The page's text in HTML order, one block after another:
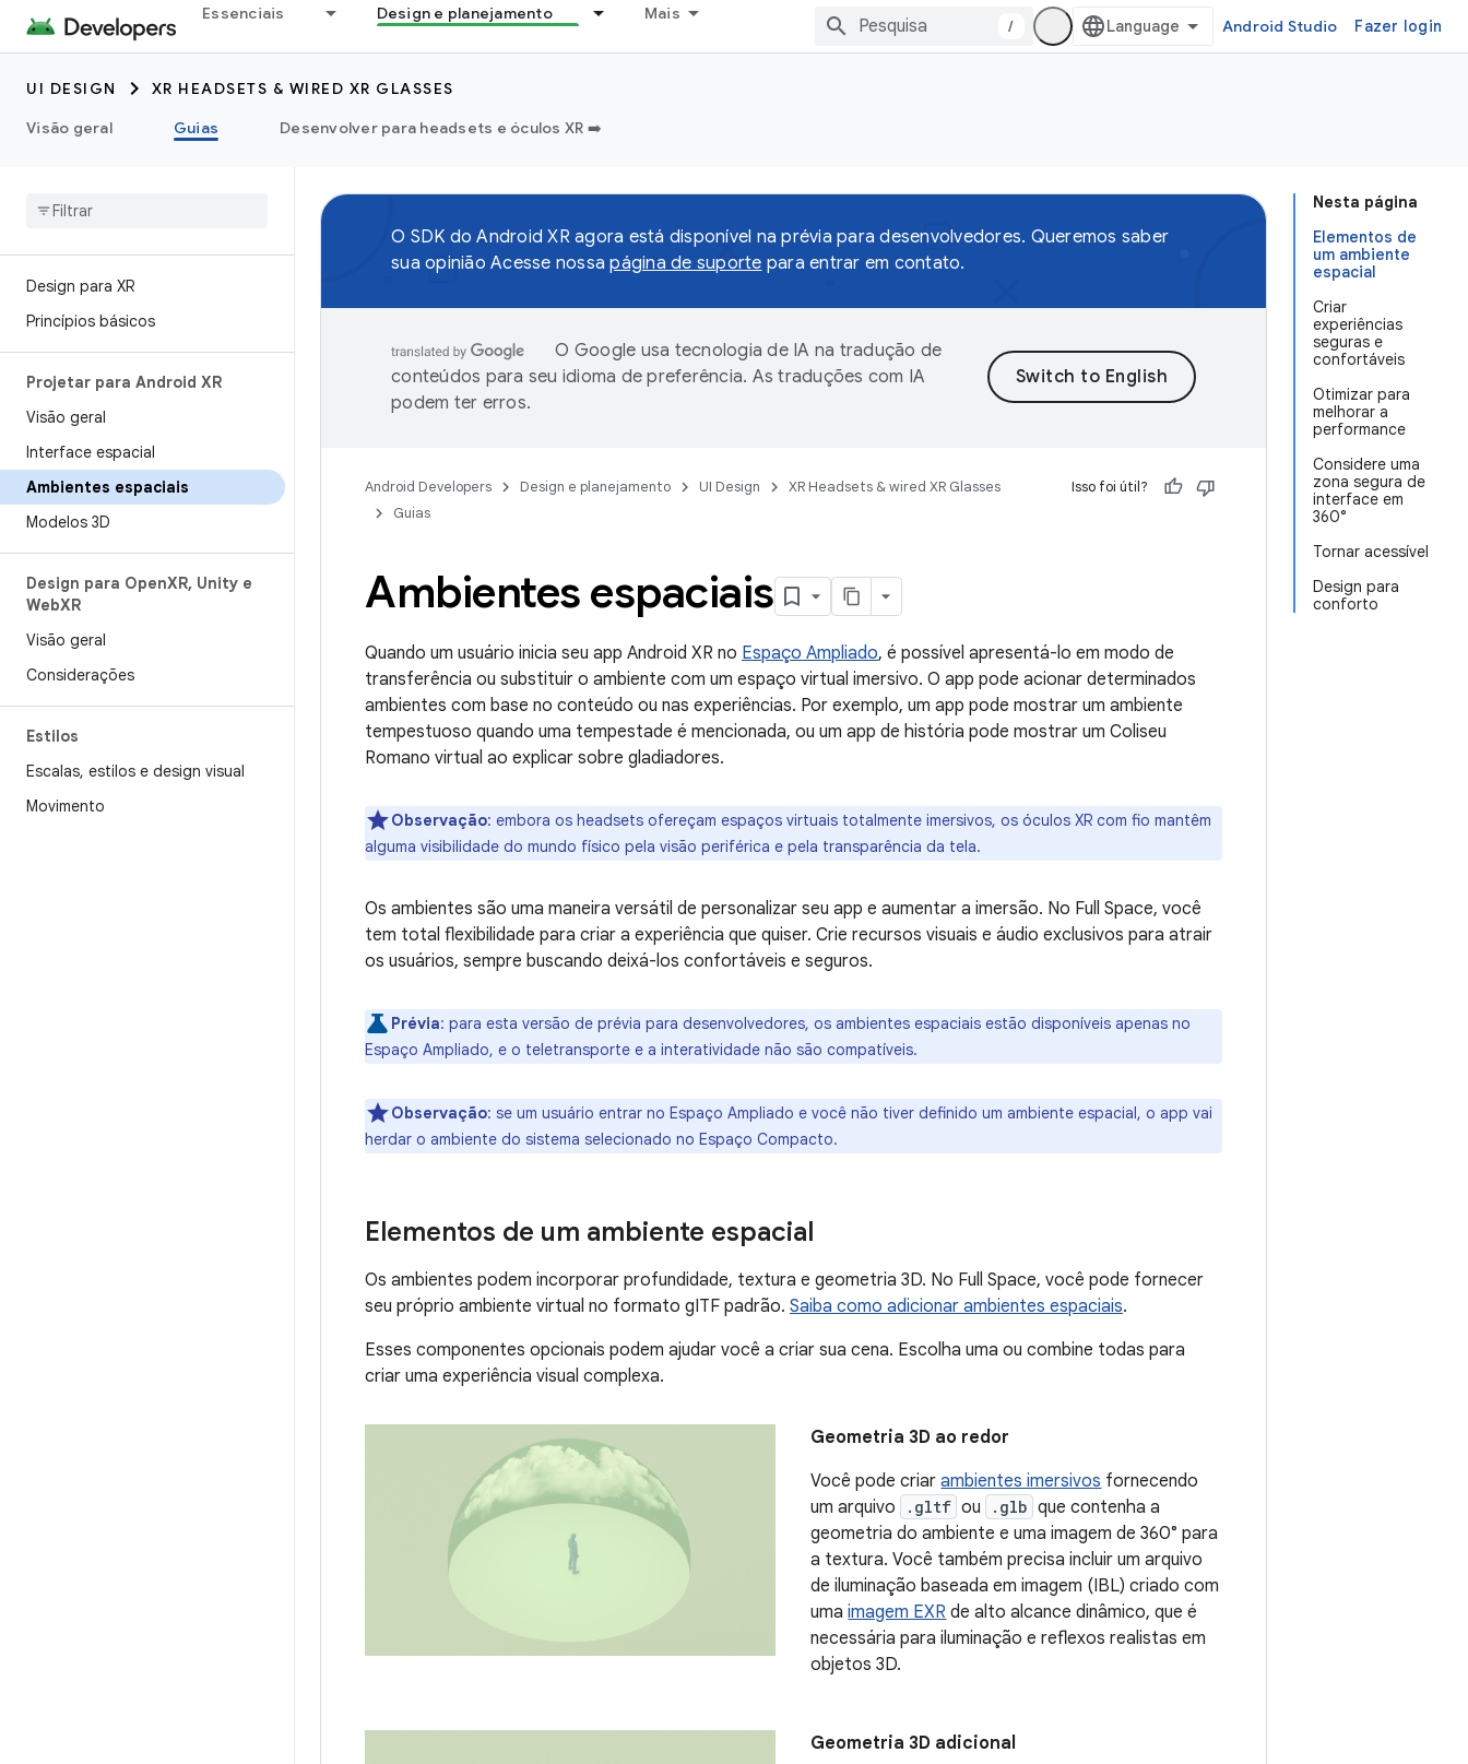
Essenciais Design e planejamento Mais
/ Android Studio Fazer login
UI DESIGN
XR HEADSETS & WIRED XR GLASSES
Visão geral
Guias Desenvolver para headsets e óculos XR ➡️
Design para XR
Princípios básicos
Projetar para Android XR
Visão geral
Interface espacial
Ambientes espaciais
Modelos 3D
Design para OpenXR, Unity e
WebXR
Visão geral
Considerações
Estilos
Escalas, estilos e design visual
Movimento
Nesta página
Elementos de
um ambiente
espacial
Criar
experiências
seguras e
confortáveis
Otimizar para
melhorar a
performance
Considere uma
zona segura de
interface em
360°
Tornar acessível
Design para
conforto
O SDK do Android XR agora está disponível na prévia para desenvolvedores. Queremos saber
sua opinião Acesse nossapágina de suporte para entrar em contato.
O Google usa tecnologia de IA na tradução de
conteúdos para seu idioma de preferência. As traduções com IA
podem ter erros.
Android Developers Design e planejamento UI Design
XR Headsets & wired XR Glasses
Guias
Isso foi útil?
Ambientes espaciais
Quando um usuário inicia seu app Android XR no Espaço Ampliado, é possível apresentá-lo em modo de
transferência ou substituir o ambiente com um espaço virtual imersivo. O app pode acionar determinados
ambientes com base no conteúdo ou nas experiências. Por exemplo, um app pode mostrar um ambiente
tempestuoso quando uma tempestade é mencionada, ou um app de história pode mostrar um Coliseu
Romano virtual ao explicar sobre gladiadores.
Observação: embora os headsets ofereçam espaços virtuais totalmente imersivos, os óculos XR com fio mantêm
alguma visibilidade do mundo físico pela visão periférica e pela transparência da tela.
Os ambientes são uma maneira versátil de personalizar seu app e aumentar a imersão. No Full Space, você
tem total flexibilidade para criar a experiência que quiser. Crie recursos visuais e áudio exclusivos para atrair
os usuários, sempre buscando deixá-los confortáveis e seguros.
Prévia: para esta versão de prévia para desenvolvedores, os ambientes espaciais estão disponíveis apenas no
Espaço Ampliado, e o teletransporte e a interatividade não são compatíveis.
Observação: se um usuário entrar no Espaço Ampliado e você não tiver definido um ambiente espacial, o app vai
herdar o ambiente do sistema selecionado no Espaço Compacto.
Elementos de um ambiente espacial
Os ambientes podem incorporar profundidade, textura e geometria 3D. No Full Space, você pode fornecer
seu próprio ambiente virtual no formato gITF padrão. Saiba como adicionar ambientes espaciais.
Esses componentes opcionais podem ajudar você a criar sua cena. Escolha uma ou combine todas para
criar uma experiência visual complexa.
Geometria 3D ao redor
Você pode criarambientes imersivos fornecendo
um arquivo
.gltf ou .glb que contenha a
geometria do ambiente e uma imagem de 360° para
a textura. Você também precisa incluir um arquivo
de iluminação baseada em imagem (IBL) criado com
umaimagem EXR de alto alcance dinâmico, que é
necessária para iluminação e reflexos realistas em
objetos 3D.
Geometria 3D adicional